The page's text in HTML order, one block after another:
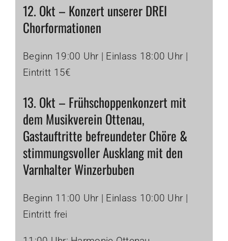
12. Okt – Konzert unserer DREI
Chorformationen
Beginn 19:00 Uhr | Einlass 18:00 Uhr |
Eintritt 15€
13. Okt – Frühschoppenkonzert mit
dem Musikverein Ottenau,
Gastauftritte befreundeter Chöre &
stimmungsvoller Ausklang mit den
Varnhalter Winzerbuben
Beginn 11:00 Uhr | Einlass 10:00 Uhr |
Eintritt frei